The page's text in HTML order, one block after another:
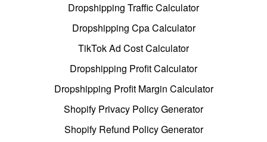
Dropshipping Traffic Calculator
Dropshipping Cpa Calculator
TikTok Ad Cost Calculator
Dropshipping Profit Calculator
Dropshipping Profit Margin Calculator
Shopify Privacy Policy Generator
Shopify Refund Policy Generator